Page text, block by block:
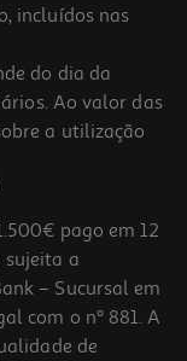
Hill
incluídos nas
do dia da
Ao valor das
a utilização
pago em 12
sujeita a
– Sucursal em
com o nº 881. A
de